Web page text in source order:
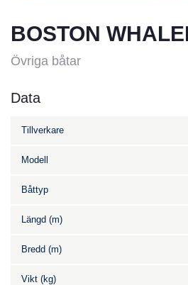
BOSTON
Övriga båtar
Data
Tillverkare
Modell
Båttyp
Längd (m)
Bredd (m)
Vikt (kg)